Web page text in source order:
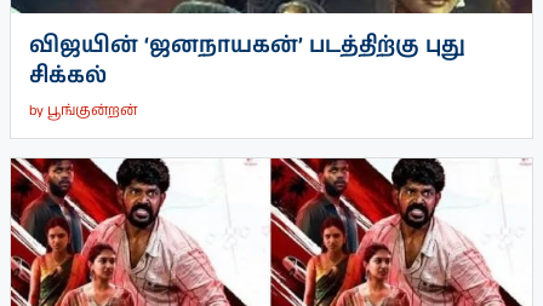
விஜயின் ‘ஜனநாயகன்’ படத்திற்கு புது
சிக்கல்
by பூங்குன்றன்